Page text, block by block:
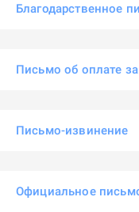
Благодарственное
Письмо об оплате
Письмо-извинение
Официальное